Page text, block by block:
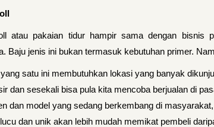
atau pakaian tidur hampir sama dengan bisnis
Baju jenis ini bukan termasuk kebutuhan primer.
satu ini membutuhkan lokasi yang banyak
dan sesekali bisa pula kita mencoba berjualan di
dan model yang sedang berkembang di
dan unik akan lebih mudah memikat pembeli